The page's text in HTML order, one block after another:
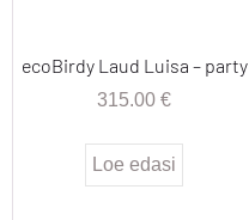
ecoBirdy Laud Luisa – party
315.00 €
Loe edasi